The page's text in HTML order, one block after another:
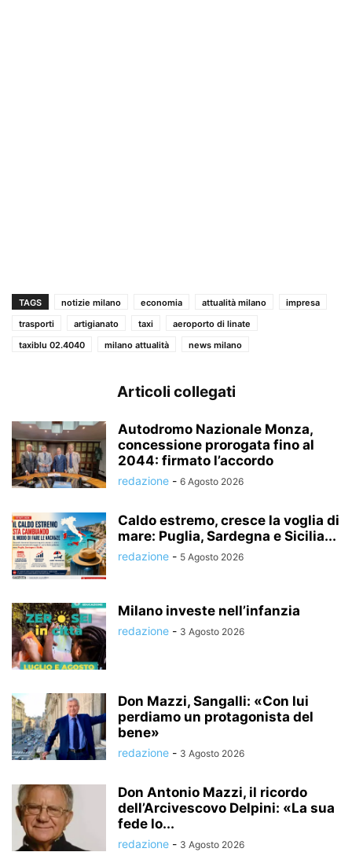
TAGS notizie milano economia attualità milano
impresa
trasporti
artigianato taxi
aeroporto di linate
taxiblu 02.4040
milano attualità news milano
Articoli collegati
Autodromo Nazionale Monza,
concessione prorogata fino al
2044: firmato l’accordo
redazione - 6 Agosto 2026
Caldo estremo, cresce la voglia di
mare: Puglia, Sardegna e Sicilia...
redazione - 5 Agosto 2026
Milano investe nell’infanzia
redazione - 3 Agosto 2026
Don Mazzi, Sangalli: «Con lui
perdiamo un protagonista del
bene»
redazione - 3 Agosto 2026
Don Antonio Mazzi, il ricordo
dell’Arcivescovo Delpini: «La sua
fede lo...
redazione - 3 Agosto 2026